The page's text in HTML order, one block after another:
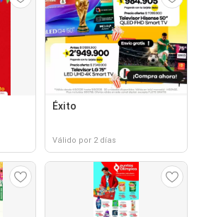
Éxito
Válido por 2 días